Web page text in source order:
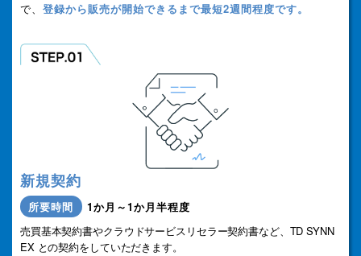
で、 登録から販売が開始できるまで最短2週間程度です。
新規契約
所要時間
1か月～1か月半程度
売買基本契約書やクラウドサービスリセラー契約書など、TD SYNN
EX との契約をしていただきます。